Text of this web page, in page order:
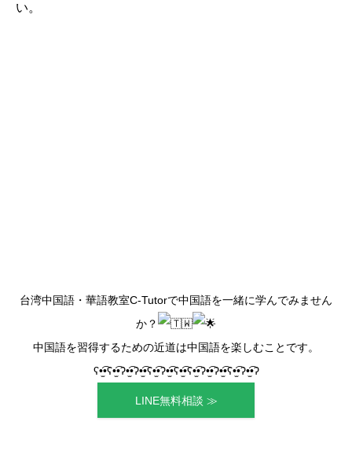
い。
台湾中国語・華語教室C-Tutorで中国語を一緒に学んでみません
か？
中国語を習得するための近道は中国語を楽しむことです。
ʕ•̫͡•ʕ•̫͡•ʔ•̫͡•ʔ•̫͡•ʕ•̫͡•ʔ•̫͡•ʕ•̫͡•ʕ•̫͡•ʔ•̫͡•ʔ•̫͡•ʕ•̫͡•ʔ•̫͡•ʔ
LINE無料相談 ≫